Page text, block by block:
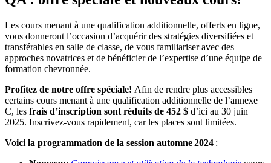
Les cours menant à une qualification additionnelle, offerts en ligne,
vous donneront l’occasion d’acquérir des stratégies diversifiées et
transférables en salle de classe, de vous familiariser avec des
approches novatrices et de bénéficier de l’expertise d’une équipe de
formation chevronnée.
Profitez de notre offre spéciale! Afin de rendre plus accessibles
certains cours menant à une qualification additionnelle de l’annexe
C, les frais d’inscription sont réduits de 452 $ d’ici au 30 juin
2025. Inscrivez-vous rapidement, car les places sont limitées.
Voici la programmation de la session automne2024 :